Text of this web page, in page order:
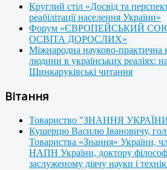
Круглий стіл «Досвід та
реабілітації населення України»
Форум «ЄВРОПЕЙСЬКИЙ
ОСВІТА ДОРОСЛИХ»
Міжнародна науково-практична
людини в українських реаліях:
Шинкаруківські читання
Вітання
Товариство "ЗНАННЯ
Кушерцю Василю Івановичу,
Товариства «Знання» України,
НАПН України, доктору
заслуженому діячу науки і